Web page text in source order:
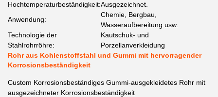
Hochtemperaturbeständigkeit:Ausgezeichnet.
Anwendung:
Chemie, Bergbau,
Wasseraufbereitung usw.
Technologie der
Stahlrohrröhre:
Kautschuk- und
Porzellanverkleidung
Rohr aus Kohlenstoffstahl und Gummi mit hervorragender
Korrosionsbeständigkeit
Custom Korrosionsbeständiges Gummi-ausgekleidetes Rohr mit
ausgezeichneter Korrosionsbeständigkeit